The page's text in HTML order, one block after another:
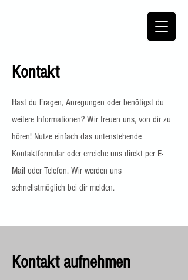
Kontakt
Hast du Fragen, Anregungen oder benötigst du
weitere Informationen? Wir freuen uns, von dir zu
hören! Nutze einfach das untenstehende
Kontaktformular oder erreiche uns direkt per E-
Mail oder Telefon. Wir werden uns
schnellstmöglich bei dir melden.
Kontakt aufnehmen